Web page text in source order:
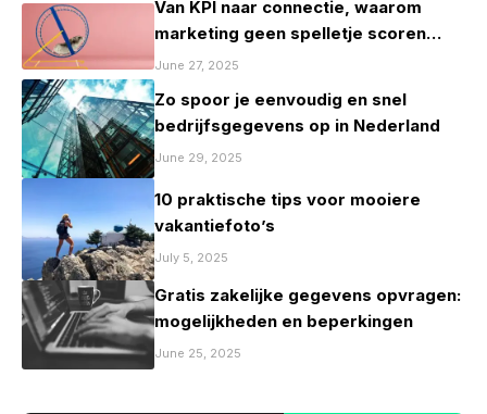
Van KPI naar connectie, waarom
marketing geen spelletje scoren
mag zijn
June 27, 2025
Zo spoor je eenvoudig en snel
bedrijfsgegevens op in Nederland
June 29, 2025
10 praktische tips voor mooiere
vakantiefoto’s
July 5, 2025
Gratis zakelijke gegevens opvragen:
mogelijkheden en beperkingen
June 25, 2025